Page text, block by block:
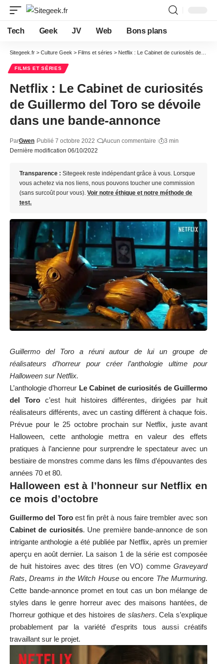
Tech Geek JV Web Bons plans
Sitegeek.fr > Culture Geek > Films et séries > Netflix : Le Cabinet de curiosités de Guillermo del Toro se dévoile dans une bande-annonce
FILMS ET SÉRIES
Netflix : Le Cabinet de curiosités
de Guillermo del Toro se dévoile
dans une bande-annonce
Dernière modification 06/10/2022
ParGwen Publié 7 octobre 2022 Aucun commentaire 3 min
Transparence : Sitegeek reste indépendant grâce à vous. Lorsque
vous achetez via nos liens, nous pouvons toucher une commission
(sans surcoût pour vous). Voir notre éthique et notre méthode de
test.
Guillermo del Toro a réuni autour de lui un groupe de
réalisateurs d’horreur pour créer l’anthologie ultime pour
Halloween sur Netflix.
L’anthologie d’horreur Le Cabinet de curiosités de Guillermo
del Toroc’est huit histoires différentes, dirigées par huit
réalisateurs différents, avec un casting différent à chaque fois.
Prévue pour le 25 octobre prochain sur Netflix, juste avant
Halloween, cette anthologie mettra en valeur des effets
pratiques à l’ancienne pour surprendre le spectateur avec un
bestiaire de monstres comme dans les films d’épouvantes des
années 70 et 80.
Halloween est à l’honneur sur Netflix en
ce mois d’octobre
Guillermo del Toroest fin prêt à nous faire trembler avec son
Cabinet de curiosités. Une première bande-annonce de son
intrigante anthologie a été publiée par Netflix, après un premier
aperçu en août dernier. La saison 1 de la série est composée
de huit histoires avec des titres (en VO) comme Graveyard
Rats,Dreams in the Witch Houseou encore The Murmuring.
Cette bande-annonce promet en tout cas un bon mélange de
styles dans le genre horreur avec des maisons hantées, de
l’horreur gothique et des histoires de slashers. Cela s’explique
probablement par la variété d’esprits tous aussi créatifs
travaillant sur le projet.